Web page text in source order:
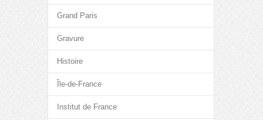
Grand Paris
Gravure
Histoire
Île-de-France
Institut de France